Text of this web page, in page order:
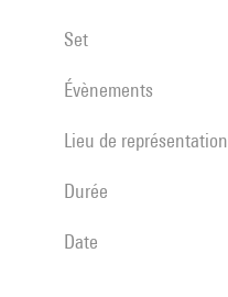
set
évènements
Lieu de représentation
durée
date